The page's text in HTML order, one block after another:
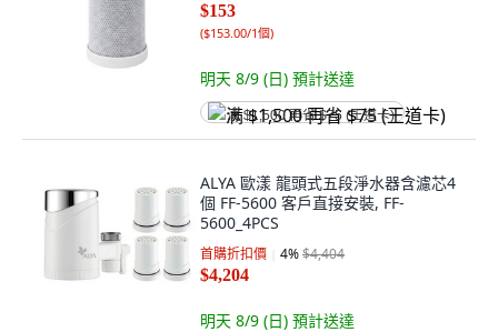
$153
($153.00/1個)
明天 8/9 (日) 預計送達
满 $1,500 再省 $75 (王道卡)
ALYA 歐漾 龍頭式五段淨水器含濾芯4
個 FF-5600 客戶直接安裝, FF-
5600_4PCS
首購折扣價 4%$4,404
$4,204
明天 8/9 (日) 預計送達